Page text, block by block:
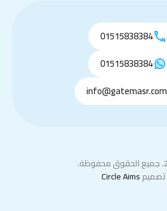
01515838384
01515838384
info@gatemasr.com
تصميمCircle Aims